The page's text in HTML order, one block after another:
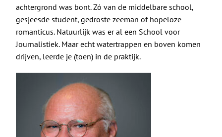
De Politieke Coach
Raadgevers
Actueel
Contact
achtergrond was bont. Zó van de middelbare school,
gesjeesde student, gedroste zeeman of hopeloze
romanticus. Natuurlijk was er al een School voor
Journalistiek. Maar echt watertrappen en boven komen
drijven, leerde je (toen) in de praktijk.